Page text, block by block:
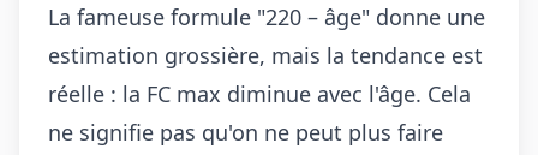
La fameuse formule "220 – âge" donne une
estimation grossière, mais la tendance est
réelle : la FC max diminue avec l'âge. Cela
ne signifie pas qu'on ne peut plus faire